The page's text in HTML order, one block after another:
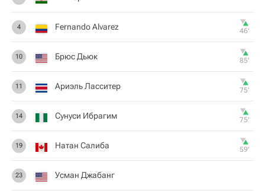
4 Fernando Alvarez 46‎’‎
10 Брюс Дьюк 85‎’‎
11 Ариэль Ласситер 75‎’‎
14 Сунуси Ибрагим 75‎’‎
19 Натан Салиба 59‎’‎
23 Усман Джабанг